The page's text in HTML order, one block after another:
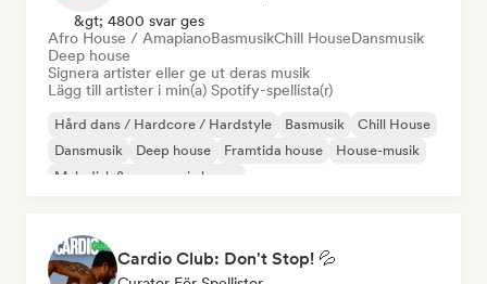
&gt; 4800 svar ges
Afro House / AmapianoBasmusikChill HouseDansmusik
Deep house
Signera artister eller ge ut deras musik
Lägg till artister i min(a) Spotify-spellista(r)
Hård dans / Hardcore / Hardstyle Basmusik
Chill House
Dansmusik
Deep house Framtida house
House-musik
Melodisk & progressiv house
Cardio Club: Don't Stop! 💦